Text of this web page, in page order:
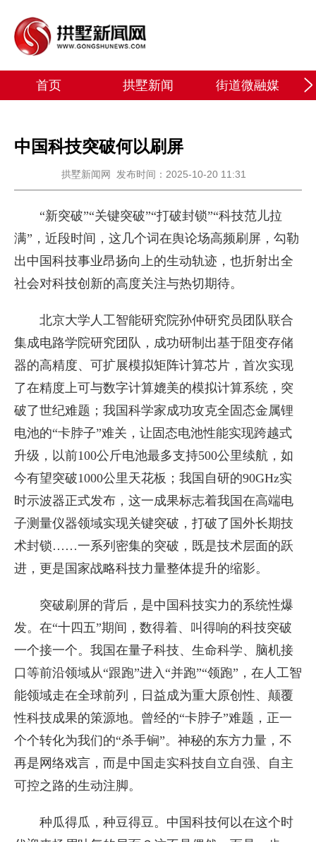
首页 拱墅新闻 街道微融媒
中国科技突破何以刷屏
拱墅新闻网 发布时间：2025-10-20 11:31
“新突破”“关键突破”“打破封锁”“科技范儿拉
满”，近段时间，这几个词在舆论场高频刷屏，勾勒
出中国科技事业昂扬向上的生动轨迹，也折射出全
社会对科技创新的高度关注与热切期待。
北京大学人工智能研究院孙仲研究员团队联合
集成电路学院研究团队，成功研制出基于阻变存储
器的高精度、可扩展模拟矩阵计算芯片，首次实现
了在精度上可与数字计算媲美的模拟计算系统，突
破了世纪难题；我国科学家成功攻克全固态金属锂
电池的“卡脖子”难关，让固态电池性能实现跨越式
升级，以前100公斤电池最多支持500公里续航，如
今有望突破1000公里天花板；我国自研的90GHz实
时示波器正式发布，这一成果标志着我国在高端电
子测量仪器领域实现关键突破，打破了国外长期技
术封锁……一系列密集的突破，既是技术层面的跃
进，更是国家战略科技力量整体提升的缩影。
突破刷屏的背后，是中国科技实力的系统性爆
发。在“十四五”期间，数得着、叫得响的科技突破
一个接一个。我国在量子科技、生命科学、脑机接
口等前沿领域从“跟跑”进入“并跑”“领跑”，在人工智
能领域走在全球前列，日益成为重大原创性、颠覆
性科技成果的策源地。曾经的“卡脖子”难题，正一
个个转化为我们的“杀手锏”。神秘的东方力量，不
再是网络戏言，而是中国走实科技自立自强、自主
可控之路的生动注脚。
种瓜得瓜，种豆得豆。中国科技何以在这个时